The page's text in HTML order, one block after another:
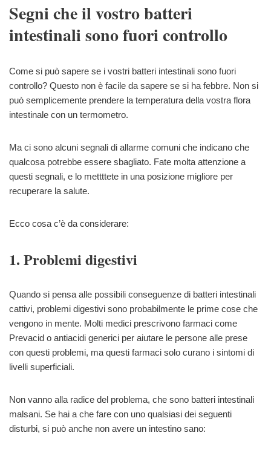
Segni che il vostro batteri
intestinali sono fuori controllo
Come si può sapere se i vostri batteri intestinali sono fuori
controllo? Questo non è facile da sapere se si ha febbre. Non si
può semplicemente prendere la temperatura della vostra flora
intestinale con un termometro.
Ma ci sono alcuni segnali di allarme comuni che indicano che
qualcosa potrebbe essere sbagliato. Fate molta attenzione a
questi segnali, e lo mettttete in una posizione migliore per
recuperare la salute.
Ecco cosa c’è da considerare:
1. Problemi digestivi
Quando si pensa alle possibili conseguenze di batteri intestinali
cattivi, problemi digestivi sono probabilmente le prime cose che
vengono in mente. Molti medici prescrivono farmaci come
Prevacid o antiacidi generici per aiutare le persone alle prese
con questi problemi, ma questi farmaci solo curano i sintomi di
livelli superficiali.
Non vanno alla radice del problema, che sono batteri intestinali
malsani. Se hai a che fare con uno qualsiasi dei seguenti
disturbi, si può anche non avere un intestino sano: